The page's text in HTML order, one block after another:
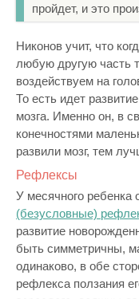
пройдет, и это
Никонов учит, что
любую другую часть
воздействуем на
То есть идет
мозга. Именно он, в
конечностями
развили мозг, тем
Рефлексы
У месячного ребенка
(безусловные)
развитие
быть симметричны,
одинаково, в обе
рефлекса ползания